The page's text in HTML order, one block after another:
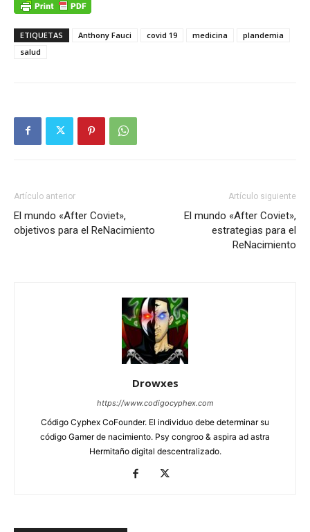
ETIQUETAS Anthony Fauci covid 19 medicina
plandemia
salud
Artículo anterior
El mundo «After Coviet»,
objetivos para el ReNacimiento
Artículo siguiente
El mundo «After Coviet»,
estrategias para el
ReNacimiento
Drowxes
https://www.codigocyphex.com
Código Cyphex CoFounder. El individuo debe determinar su
código Gamer de nacimiento. Psy congroo & aspira ad astra
Hermitaño digital descentralizado.